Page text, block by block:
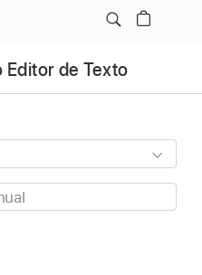
Editor de Texto